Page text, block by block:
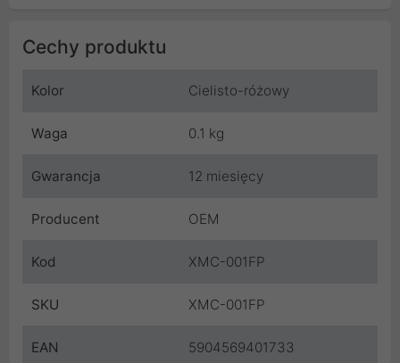
Cechy produktu
Kolor Cielisto-różowy
Waga 0.1 kg
Gwarancja 12 miesięcy
Producent OEM
Kod XMC-001FP
SKU XMC-001FP
EAN 5904569401733